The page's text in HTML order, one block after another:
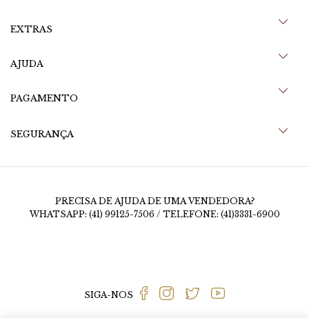
EXTRAS
AJUDA
PAGAMENTO
SEGURANÇA
PRECISA DE AJUDA DE UMA VENDEDORA?
WHATSAPP: (41) 99125-7506 / TELEFONE: (41)3331-6900
SIGA-NOS